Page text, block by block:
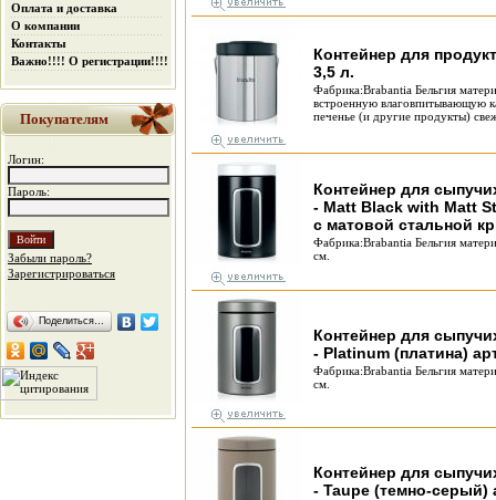
Оплата и доставка
О компании
Контакты
Важно!!!! О регистрации!!!!
Покупателям
Логин:
Пароль:
Забыли пароль?
Зарегистрироваться
Поделиться…
Контейнер для
3,5 л.
Фабрика:Brabantia Бельгия
встроенную влаговпитывающую
печенье (и другие продукты)
Контейнер для
- Matt Black with Matt
с матовой стальной
Фабрика:Brabantia Бельгия
см.
Контейнер для
- Platinum (платина)
Фабрика:Brabantia Бельгия
см.
Контейнер для
- Taupe (темно-серый)